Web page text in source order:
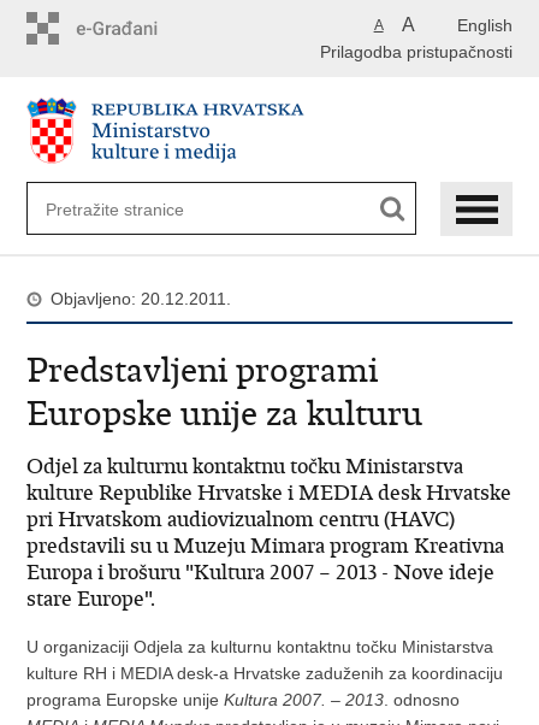
English
A A
Prilagodba pristupačnosti
Objavljeno: 20.12.2011.
Predstavljeni programi
Europske unije za kulturu
Odjel za kulturnu kontaktnu točku Ministarstva
kulture Republike Hrvatske i MEDIA desk Hrvatske
pri Hrvatskom audiovizualnom centru (HAVC)
predstavili su u Muzeju Mimara program Kreativna
Europa i brošuru "Kultura 2007 – 2013 - Nove ideje
stare Europe".
U organizaciji Odjela za kulturnu kontaktnu točku Ministarstva
kulture RH i MEDIA desk-a Hrvatske zaduženih za koordinaciju
programa Europske unijeKultura 2007. – 2013 . odnosno